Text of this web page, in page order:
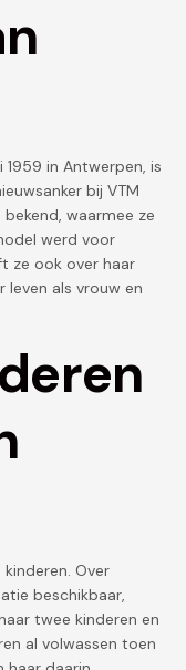
in Antwerpen, is
bij VTM
waarmee ze
werd voor
ze ook over haar
leven als vrouw en
Over
beschikbaar,
twee kinderen en
al volwassen toen